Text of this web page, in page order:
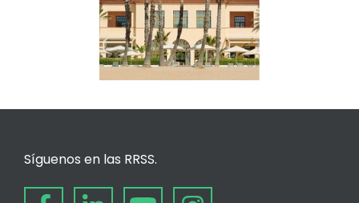
Síguenos en las RRSS.